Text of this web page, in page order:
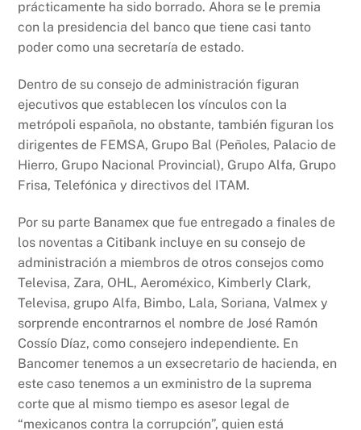
prácticamente ha sido borrado. Ahora se le premia
con la presidencia del banco que tiene casi tanto
poder como una secretaría de estado.
Dentro de su consejo de administración figuran
ejecutivos que establecen los vínculos con la
metrópoli española, no obstante, también figuran los
dirigentes de FEMSA, Grupo Bal (Peñoles, Palacio de
Hierro, Grupo Nacional Provincial), Grupo Alfa, Grupo
Frisa, Telefónica y directivos del ITAM.
Por su parte Banamex que fue entregado a finales de
los noventas a Citibank incluye en su consejo de
administración a miembros de otros consejos como
Televisa, Zara, OHL, Aeroméxico, Kimberly Clark,
Televisa, grupo Alfa, Bimbo, Lala, Soriana, Valmex y
sorprende encontrarnos el nombre de José Ramón
Cossío Díaz, como consejero independiente. En
Bancomer tenemos a un exsecretario de hacienda, en
este caso tenemos a un exministro de la suprema
corte que al mismo tiempo es asesor legal de
“mexicanos contra la corrupción”, quien está